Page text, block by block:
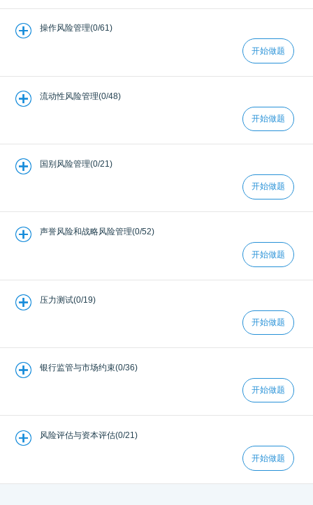
操作风险管理(0/61)
开始做题
流动性风险管理(0/48)
开始做题
国别风险管理(0/21)
开始做题
声誉风险和战略风险管理(0/52)
开始做题
压力测试(0/19)
开始做题
银行监管与市场约束(0/36)
开始做题
风险评估与资本评估(0/21)
开始做题